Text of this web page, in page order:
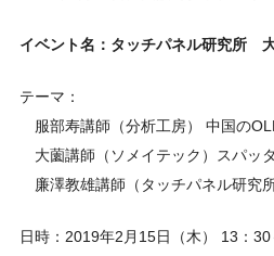
イベント名：タッチパネル研究所
テーマ：
服部寿講師（分析工房） 中国の
大薗講師（ソメイテック）スパッ
廉澤教雄講師（タッチパネル研究
日時：2019年2月15日（木） 13：